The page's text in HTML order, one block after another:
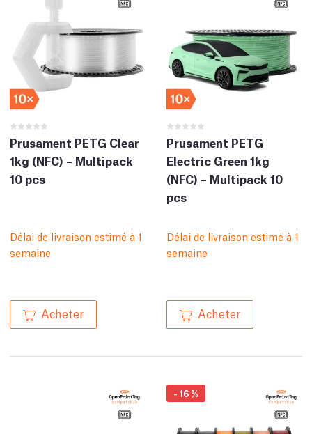
Prusament PETG Clear
1kg (NFC) – Multipack
10 pcs
Délai de livraison estimé à 1
semaine
Acheter
Prusament PETG
Electric Green 1kg
(NFC) – Multipack 10
pcs
Délai de livraison estimé à 1
semaine
Acheter
- 16%